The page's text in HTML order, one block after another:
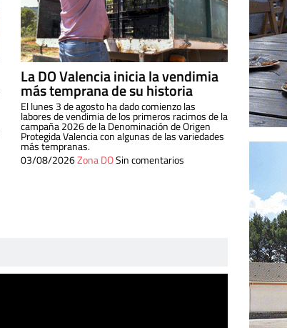
La DO Valencia inicia la vendimia
más temprana de su historia
El lunes 3 de agosto ha dado comienzo las
labores de vendimia de los primeros racimos de la
campaña 2026 de la Denominación de Origen
Protegida Valencia con algunas de las variedades
más tempranas.
03/08/2026Zona DOSin comentarios